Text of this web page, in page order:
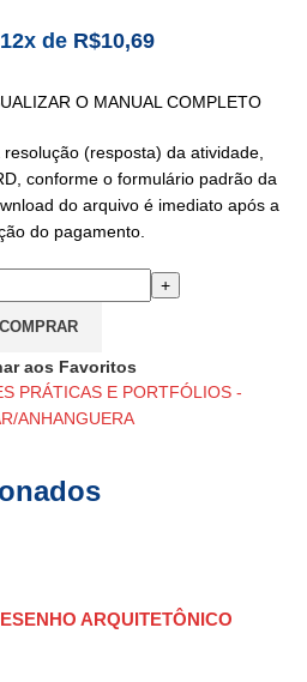
de R$10,69
O MANUAL COMPLETO
(resposta) da atividade,
conforme o formulário padrão da
do arquivo é imediato após a
do pagamento.
COMPRAR
aos Favoritos
PRÁTICAS E PORTFÓLIOS -
ANHANGUERA
ARQUITETÔNICO